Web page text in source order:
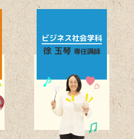
ビジネス社会学科
徐 玉琴 専任講師